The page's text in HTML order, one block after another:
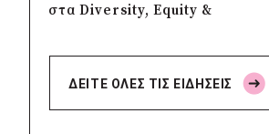
στα Diversity, Equity &
240 αντικείμενα
απομακρύνθηκαν από
ΔΕΙΤΕ ΟΛΕΣ ΤΙΣ ΕΙΔΗΣΕΙΣ